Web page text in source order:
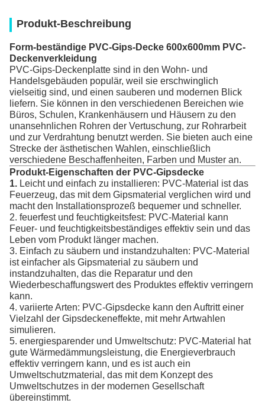
Produkt-Beschreibung
Form-beständige PVC-Gips-Decke 600x600mm PVC-
Deckenverkleidung
PVC-Gips-Deckenplatte sind in den Wohn- und
Handelsgebäuden populär, weil sie erschwinglich
vielseitig sind, und einen sauberen und modernen Blick
liefern. Sie können in den verschiedenen Bereichen wie
Büros, Schulen, Krankenhäusern und Häusern zu den
unansehnlichen Rohren der Vertuschung, zur Rohrarbeit
und zur Verdrahtung benutzt werden. Sie bieten auch eine
Strecke der ästhetischen Wahlen, einschließlich
verschiedene Beschaffenheiten, Farben und Muster an.
Produkt-Eigenschaften der PVC-Gipsdecke
1. Leicht und einfach zu installieren: PVC-Material ist das
Feuerzeug, das mit dem Gipsmaterial verglichen wird und
macht den Installationsprozeß bequemer und schneller.
2. feuerfest und feuchtigkeitsfest: PVC-Material kann
Feuer- und feuchtigkeitsbeständiges effektiv sein und das
Leben vom Produkt länger machen.
3. Einfach zu säubern und instandzuhalten: PVC-Material
ist einfacher als Gipsmaterial zu säubern und
instandzuhalten, das die Reparatur und den
Wiederbeschaffungswert des Produktes effektiv verringern
kann.
4. variierte Arten: PVC-Gipsdecke kann den Auftritt einer
Vielzahl der Gipsdeckeneffekte, mit mehr Artwahlen
simulieren.
5. energiesparender und Umweltschutz: PVC-Material hat
gute Wärmedämmungsleistung, die Energieverbrauch
effektiv verringern kann, und es ist auch ein
Umweltschutzmaterial, das mit dem Konzept des
Umweltschutzes in der modernen Gesellschaft
übereinstimmt.